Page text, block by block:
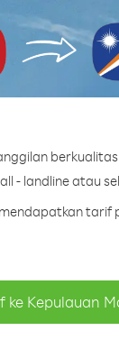
- landline atau
tarif
ke Kepulauan